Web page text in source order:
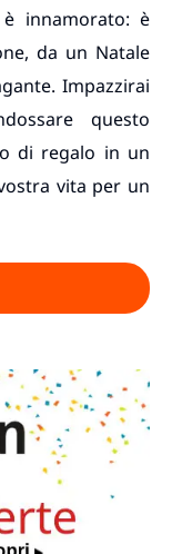
innamorato: è
da un Natale
Impazzirai
questo
di regalo in un
vita per un